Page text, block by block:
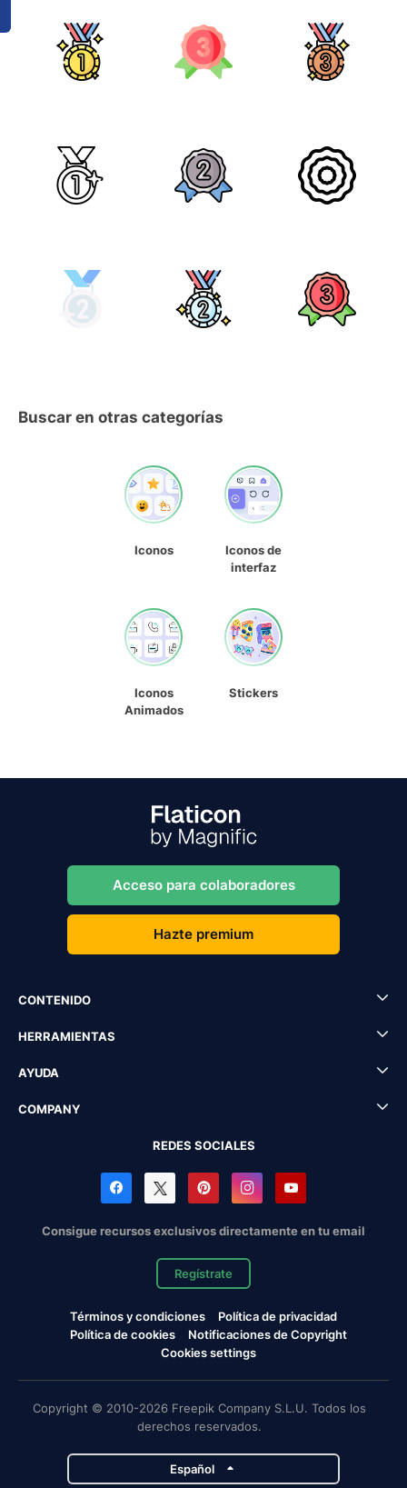
Buscar en otras categorías
Iconos
Iconos de
interfaz
Iconos
Animados
Stickers
Acceso para colaboradores
Hazte premium
CONTENIDO
HERRAMIENTAS
AYUDA
COMPANY
REDES SOCIALES
Consigue recursos exclusivos directamente en tu email
Regístrate
Términos y condiciones
Política de privacidad
Política de cookies
Notificaciones de Copyright
Cookies settings
Copyright © 2010-2026 Freepik Company S.L.U. Todos los
derechos reservados.
Español